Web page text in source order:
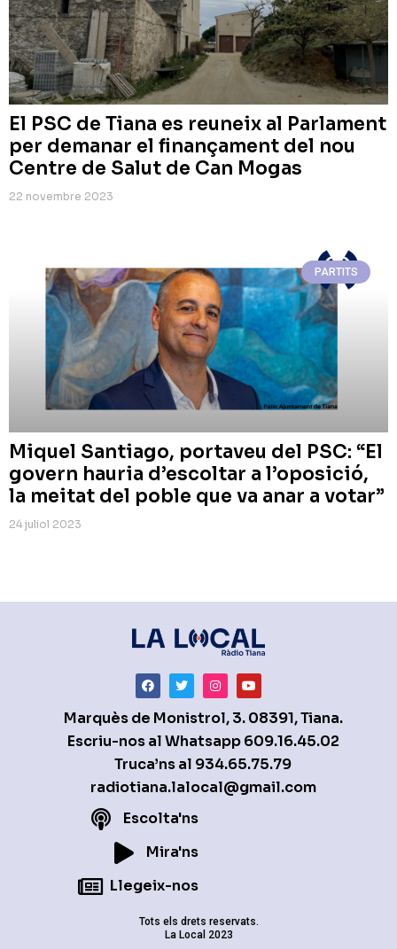
El PSC de Tiana es reuneix al Parlament
per demanar el finançament del nou
Centre de Salut de Can Mogas
22 novembre 2023
PARTITS
Miquel Santiago, portaveu del PSC: “El
govern hauria d’escoltar a l’oposició,
la meitat del poble que va anar a votar”
24 juliol 2023
Marquès de Monistrol, 3. 08391, Tiana.
Escriu-nos al Whatsapp609.16.45.02
Truca’ns al 934.65.75.79
radiotiana.lalocal@gmail.com
Escolta'ns
Mira'ns
Llegeix-nos
Tots els drets reservats.
La Local 2023